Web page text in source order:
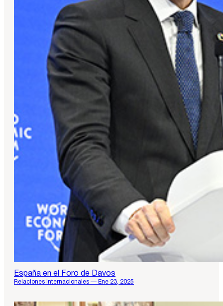
España en el Foro de Davos
Relaciones Internacionales — Ene 23, 2025